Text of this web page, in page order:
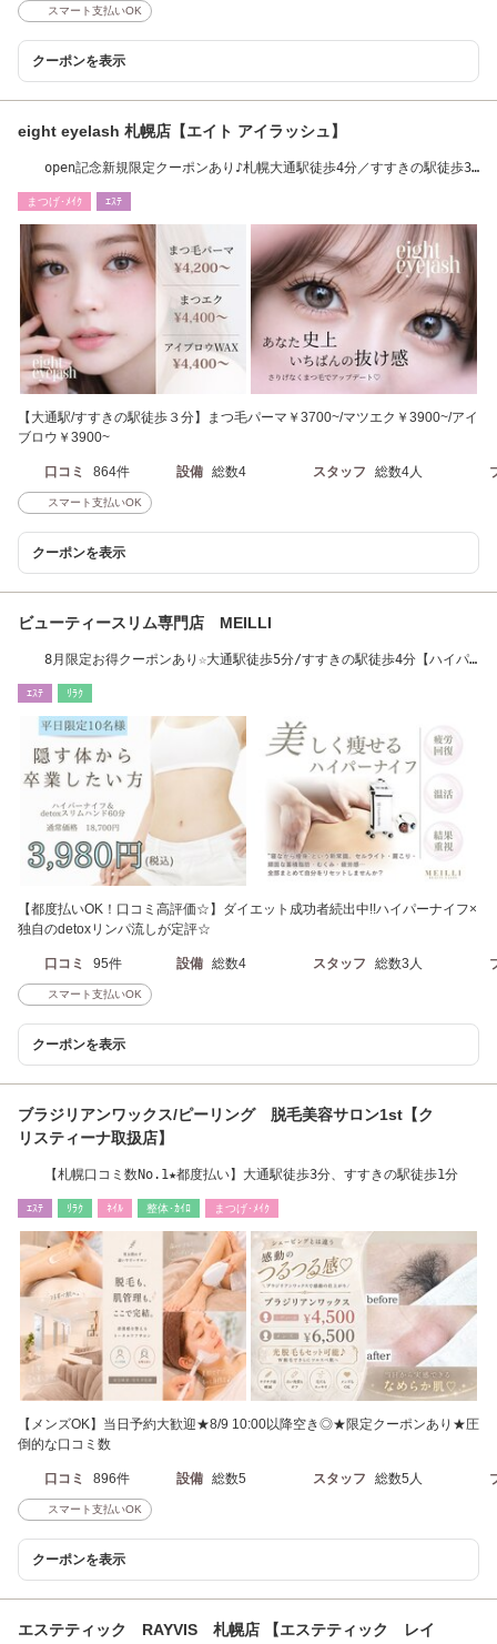
スマート支払いOK
クーポンを表示
eight eyelash 札幌店【エイト アイラッシュ】
open記念新規限定クーポンあり♪札幌大通駅徒歩4分／すすきの駅徒歩3
まつげ･ﾒｲｸ ｴｽﾃ
【大通駅/すすきの駅徒歩３分】まつ毛パーマ￥3700~/マツエク￥3900~/アイ
ブロウ￥3900~
口コミ 864件 設備 総数4 スタッフ 総数4人
スマート支払いOK
クーポンを表示
ビューティースリム専門店 MEILLI
8月限定お得クーポンあり☆大通駅徒歩5分/すすきの駅徒歩4分【ハイパ
ｴｽﾃ ﾘﾗｸ
【都度払いOK！口コミ高評価☆】ダイエット成功者続出中!!ハイパーナイフ×
独自のdetoxリンパ流しが定評☆
口コミ 95件 設備 総数4 スタッフ 総数3人
スマート支払いOK
クーポンを表示
ブラジリアンワックス/ピーリング 脱毛美容サロン1st【ク
リスティーナ取扱店】
【札幌口コミ数No.1★都度払い】大通駅徒歩3分、すすきの駅徒歩1分
ｴｽﾃ ﾘﾗｸ ﾈｲﾙ 整体･ｶｲﾛ まつげ･ﾒｲｸ
【メンズOK】当日予約大歓迎★8/9 10:00以降空き◎★限定クーポンあり★圧
倒的な口コミ数
口コミ 896件 設備 総数5 スタッフ 総数5人
スマート支払いOK
クーポンを表示
エステティック RAYVIS 札幌店 【エステティック レイ